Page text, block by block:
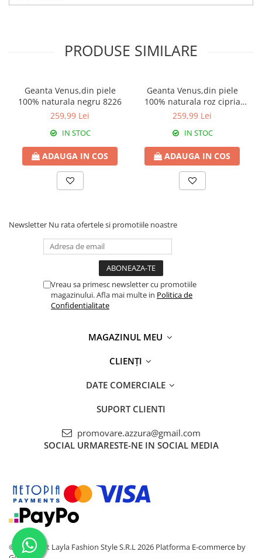
PRODUSE SIMILARE
Geanta Venus,din piele
100% naturala negru 8226
259,99 Lei
IN STOC
ADAUGA IN COS
Geanta Venus,din piele
100% naturala roz cipria
8226
259,99 Lei
IN STOC
ADAUGA IN COS
Newsletter Nu rata ofertele si promotiile noastre
Vreau sa primesc newsletter cu promotiile
magazinului. Afla mai multe in Politica de
Confidentialitate
MAGAZINUL MEU
CLIENȚI
DATE COMERCIALE
SUPORT CLIENTI
promovare.azzura@gmail.com
SOCIAL URMARESTE-NE IN SOCIAL MEDIA
©Copyright Layla Fashion Style S.R.L 2026 Platforma E-commerce by